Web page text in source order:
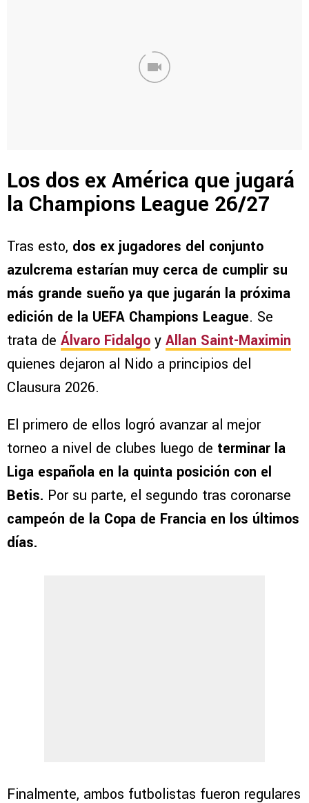
Los dos ex América que jugará
la Champions League 26/27
Tras esto, dos ex jugadores del conjunto
azulcrema estarían muy cerca de cumplir su
más grande sueño ya que jugarán la próxima
edición de la UEFA Champions League. Se
trata de Álvaro Fidalgo y Allan Saint-Maximin
quienes dejaron al Nido a principios del
Clausura 2026.
El primero de ellos logró avanzar al mejor
torneo a nivel de clubes luego de terminar la
Liga española en la quinta posición con el
Betis. Por su parte, el segundo tras coronarse
campeón de la Copa de Francia en los últimos
días.
Finalmente, ambos futbolistas fueron regulares